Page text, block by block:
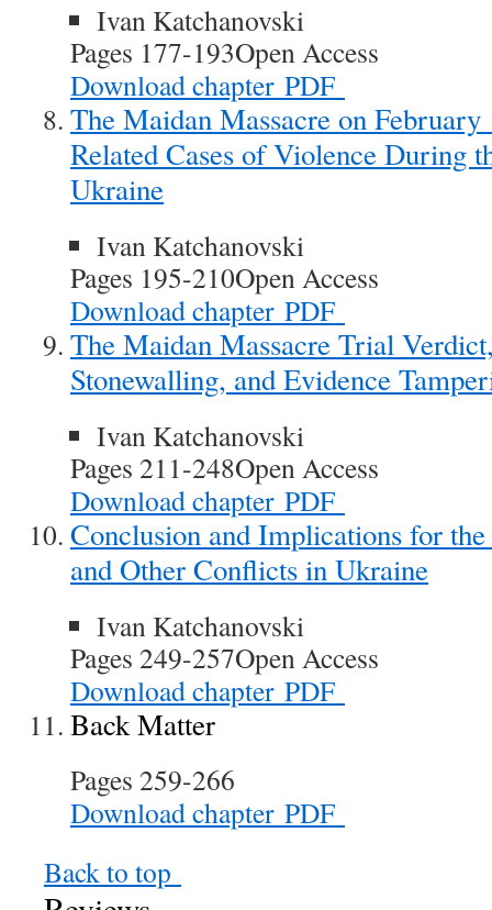
Ivan Katchanovski
Pages 177-193Open Access
Download chapter PDF
The Maidan Massacre on February
Related Cases of Violence During
Ukraine
Ivan Katchanovski
Pages 195-210Open Access
Download chapter PDF
The Maidan Massacre Trial
Stonewalling, and Evidence
Ivan Katchanovski
Pages 211-248Open Access
Download chapter PDF
Conclusion and Implications for
and Other Conflicts in Ukraine
Ivan Katchanovski
Pages 249-257Open Access
Download chapter PDF
Back Matter
Pages 259-266
Download chapter PDF
Back to top